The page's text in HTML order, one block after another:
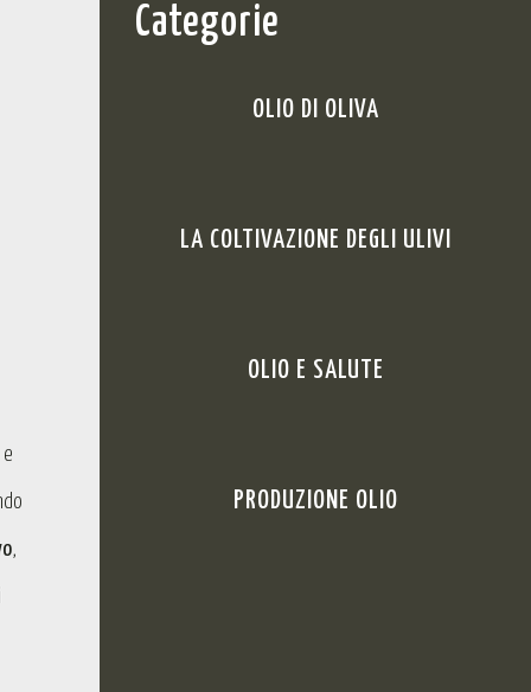
,
Categorie
OLIO DI OLIVA
LA COLTIVAZIONE DEGLI ULIVI
OLIO E SALUTE
PRODUZIONE OLIO